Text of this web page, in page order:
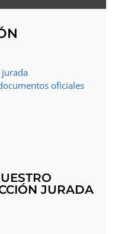
oficiales
JURADA